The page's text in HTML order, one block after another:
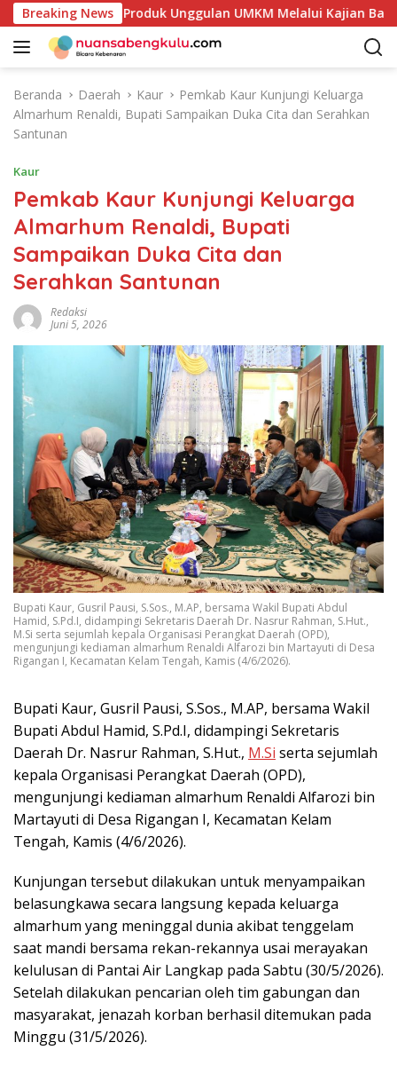
a
Breaking News
Potensi Produk Unggulan UMKM Melalui Kajian Bank
Beranda Daerah Kaur
Pemkab Kaur Kunjungi Keluarga
Almarhum Renaldi, Bupati Sampaikan Duka Cita dan Serahkan
Santunan
Kaur
Pemkab Kaur Kunjungi Keluarga
Almarhum Renaldi, Bupati
Sampaikan Duka Cita dan
Serahkan Santunan
Redaksi
Juni 5, 2026
Bupati Kaur, Gusril Pausi, S.Sos., M.AP, bersama Wakil Bupati Abdul
Hamid, S.Pd.I, didampingi Sekretaris Daerah Dr. Nasrur Rahman, S.Hut.,
M.Si serta sejumlah kepala Organisasi Perangkat Daerah (OPD),
mengunjungi kediaman almarhum Renaldi Alfarozi bin Martayuti di Desa
Rigangan I, Kecamatan Kelam Tengah, Kamis (4/6/2026).
Bupati Kaur, Gusril Pausi, S.Sos., M.AP, bersama Wakil
Bupati Abdul Hamid, S.Pd.I, didampingi Sekretaris
Daerah Dr. Nasrur Rahman, S.Hut., M.Si serta sejumlah
kepala Organisasi Perangkat Daerah (OPD),
mengunjungi kediaman almarhum Renaldi Alfarozi bin
Martayuti di Desa Rigangan I, Kecamatan Kelam
Tengah, Kamis (4/6/2026).
Kunjungan tersebut dilakukan untuk menyampaikan
belasungkawa secara langsung kepada keluarga
almarhum yang meninggal dunia akibat tenggelam
saat mandi bersama rekan-rekannya usai merayakan
kelulusan di Pantai Air Langkap pada Sabtu (30/5/2026).
Setelah dilakukan pencarian oleh tim gabungan dan
masyarakat, jenazah korban berhasil ditemukan pada
Minggu (31/5/2026).